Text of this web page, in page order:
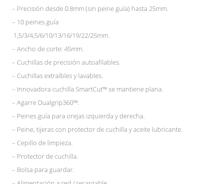
– Precisión desde 0.8mm (sin peine guía) hasta 25mm.
– 10 peines guía
1,5/3/4,5/6/10/13/16/19/22/25mm.
– Ancho de corte: 45mm.
– Cuchillas de precisión autoafilables.
– Cuchillas extraíbles y lavables.
– Innovadora cuchilla SmartCut™ se mantiene plana.
– Agarre Dualgrip360™.
– Peines guía para orejas izquierda y derecha.
– Peine, tijeras con protector de cuchilla y aceite lubricante.
– Cepillo de limpieza.
– Protector de cuchilla.
– Bolsa para guardar.